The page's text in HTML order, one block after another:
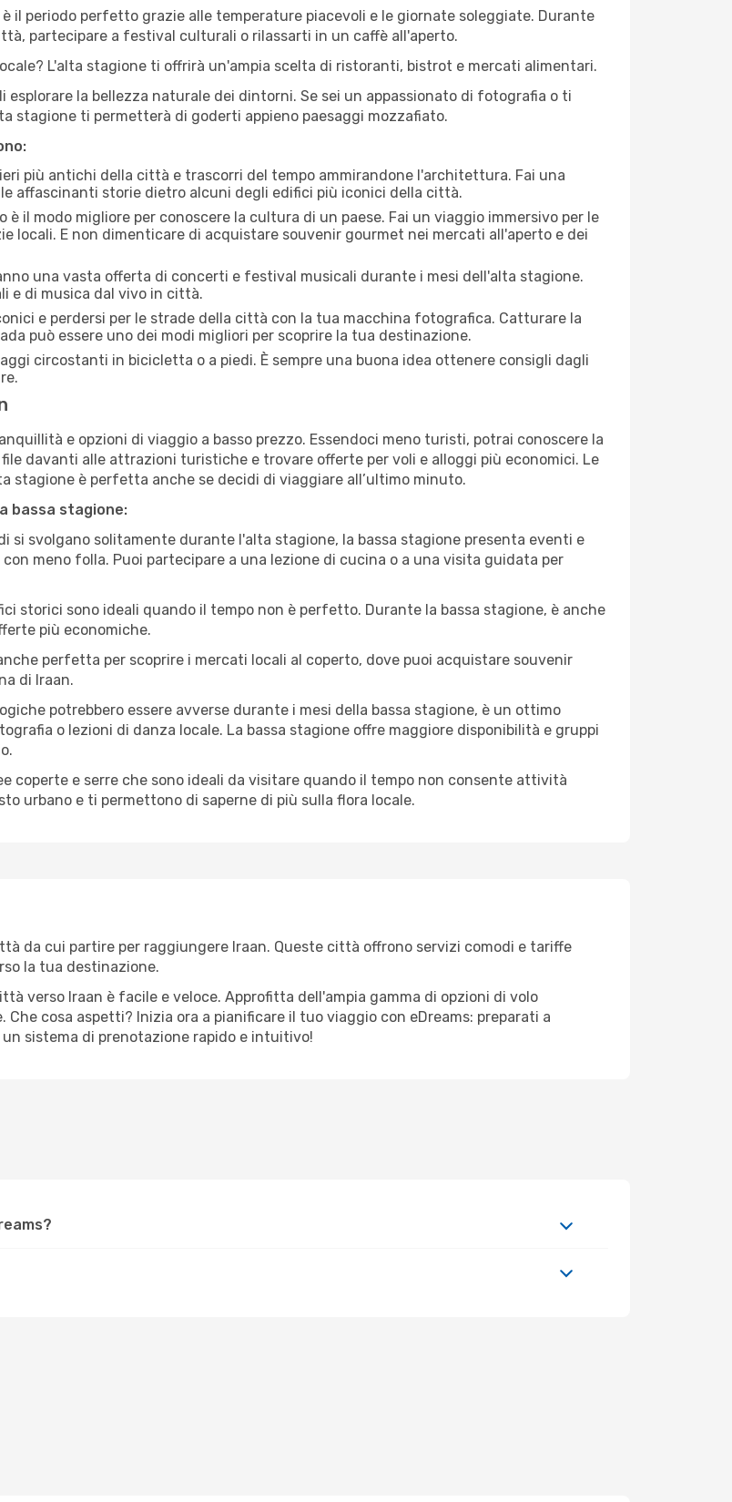
il periodo perfetto grazie alle temperature piacevoli e le giornate soleggiate. Durante
partecipare a festival culturali o rilassarti in un caffè all'aperto.
L'alta stagione ti offrirà un'ampia scelta di ristoranti, bistrot e mercati alimentari.
la bellezza naturale dei dintorni. Se sei un appassionato di fotografia o ti
stagione ti permetterà di goderti appieno paesaggi mozzafiato.
più antichi della città e trascorri del tempo ammirandone l'architettura. Fai una
affascinanti storie dietro alcuni degli edifici più iconici della città.
è il modo migliore per conoscere la cultura di un paese. Fai un viaggio immersivo per le
locali. E non dimenticare di acquistare souvenir gourmet nei mercati all'aperto e dei
una vasta offerta di concerti e festival musicali durante i mesi dell'alta stagione.
e di musica dal vivo in città.
e perdersi per le strade della città con la tua macchina fotografica. Catturare la
può essere uno dei modi migliori per scoprire la tua destinazione.
circostanti in bicicletta o a piedi. È sempre una buona idea ottenere consigli dagli
e opzioni di viaggio a basso prezzo. Essendoci meno turisti, potrai conoscere la
davanti alle attrazioni turistiche e trovare offerte per voli e alloggi più economici. Le
stagione è perfetta anche se decidi di viaggiare all’ultimo minuto.
bassa stagione:
si svolgano solitamente durante l'alta stagione, la bassa stagione presenta eventi e
meno folla. Puoi partecipare a una lezione di cucina o a una visita guidata per
storici sono ideali quando il tempo non è perfetto. Durante la bassa stagione, è anche
più economiche.
perfetta per scoprire i mercati locali al coperto, dove puoi acquistare souvenir
di Iraan.
potrebbero essere avverse durante i mesi della bassa stagione, è un ottimo
o lezioni di danza locale. La bassa stagione offre maggiore disponibilità e gruppi
coperte e serre che sono ideali da visitare quando il tempo non consente attività
urbano e ti permettono di saperne di più sulla flora locale.
da cui partire per raggiungere Iraan. Queste città offrono servizi comodi e tariffe
la tua destinazione.
verso Iraan è facile e veloce. Approfitta dell'ampia gamma di opzioni di volo
cosa aspetti? Inizia ora a pianificare il tuo viaggio con eDreams: preparati a
sistema di prenotazione rapido e intuitivo!